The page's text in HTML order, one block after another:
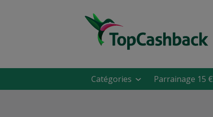
Catégories Parrainage 15 €